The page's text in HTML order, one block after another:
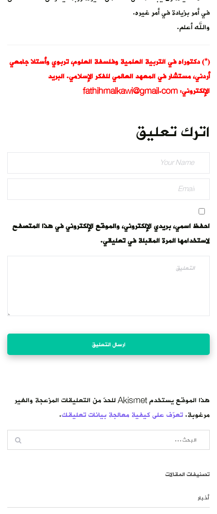
في أمر بزيادة في أمرٍ غيره.
والله أعلم.
(*) دكتوراه في التربية العلمية وفلسفة العلوم، تربوي وأستاذ جامعي
أردني، مستشار في المعهد العالمي للفكر الإسلامي. البريد
الإلكتروني:fathihmalkawi@gmail.com
اترك تعليق
احفظ اسمي، بريدي الإلكتروني، والموقع الإلكتروني في هذا المتصفح
لاستخدامها المرة المقبلة في تعليقي.
هذا الموقع يستخدم Akismet للحدّ من التعليقات المزعجة والغير
مرغوبة.تعرّف على كيفية معالجة بيانات تعليقك.
تصنيفات المقالات
أخبار